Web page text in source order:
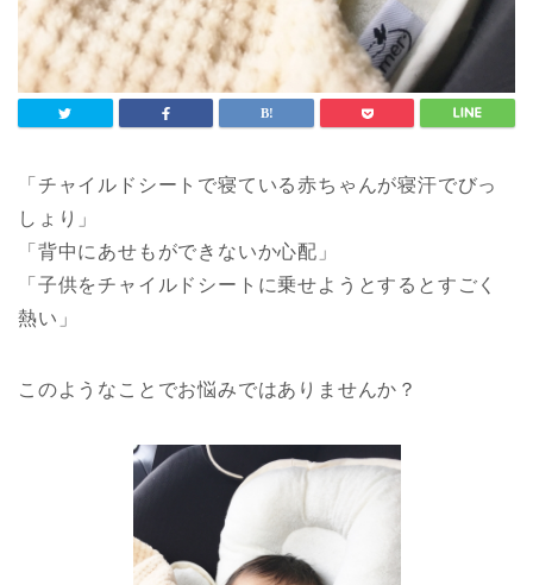
「チャイルドシートで寝ている赤ちゃんが寝汗でびっ
しょり」
「背中にあせもができないか心配」
「子供をチャイルドシートに乗せようとするとすごく
熱い」
このようなことでお悩みではありませんか？